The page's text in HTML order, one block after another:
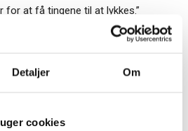
Detaljer Om
cookies
at få tingene til at lykkes.”
alle detaljerne
stemningen og alt i en restaurant.
dig vores